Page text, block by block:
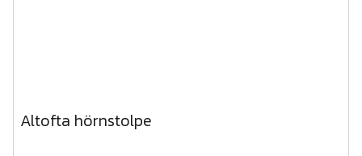
Altofta hörnstolpe